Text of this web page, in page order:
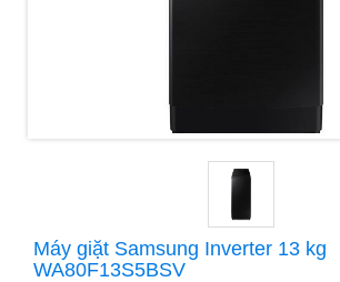
Máy giặt Samsung Inverter 13 kg
WA80F13S5BSV